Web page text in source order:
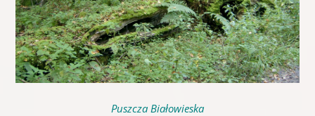
Puszcza Białowieska